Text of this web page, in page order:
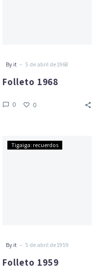
By it - 5 de abril de 1968
Folleto 1968
0 0
Folleto
Tigaiga: recuerdos
By it - 5 de abril de 1959
Folleto 1959